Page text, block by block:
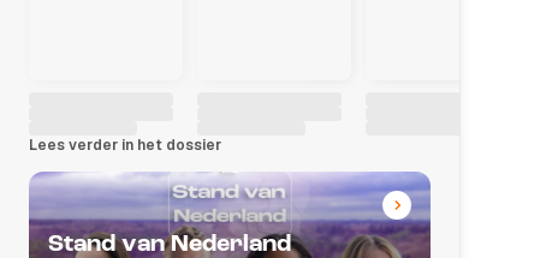
Lees verder in het dossier
Stand van Nederland